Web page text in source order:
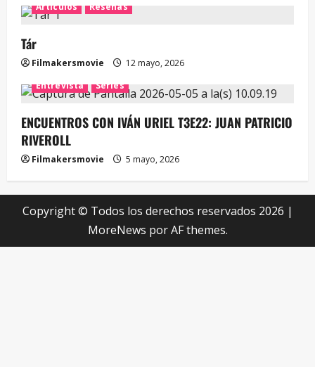
Artículos
Reseñas
Tár
Filmakersmovie
12 mayo, 2026
Entrevista
Series
ENCUENTROS CON IVÁN URIEL T3E22: JUAN PATRICIO
RIVEROLL
Filmakersmovie 5 mayo, 2026
Copyright © Todos los derechos reservados 2026 |
MoreNews por AF themes.